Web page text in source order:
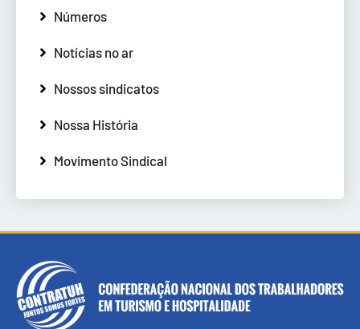
Números
Notícias no ar
Nossos sindicatos
Nossa História
Movimento Sindical